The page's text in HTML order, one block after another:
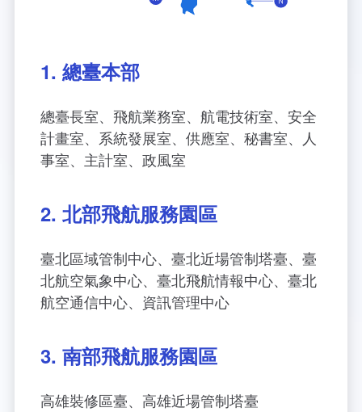
1. 總臺本部
總臺長室、飛航業務室、航電技術室、安全
計畫室、系統發展室、供應室、秘書室、人
事室、主計室、政風室
2. 北部飛航服務園區
臺北區域管制中心、臺北近場管制塔臺、臺
北航空氣象中心、臺北飛航情報中心、臺北
航空通信中心、資訊管理中心
3. 南部飛航服務園區
高雄裝修區臺、高雄近場管制塔臺